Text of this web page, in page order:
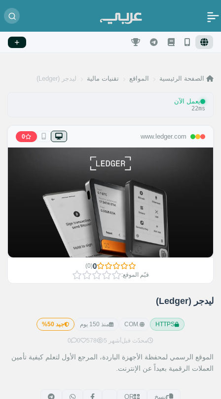
الصفحة الرئيسية المواقع تقنيات مالية ليدجر (Ledger)
يعمل الآن
22ms
www.ledger.com
0
0
(
0
)
قيّم الموقع:
ليدجر (Ledger)
HTTPS منذ 150 يوم جيد 50%
محدّث قبل 5 أشهر 578
0
0
الموقع الرسمي لمحفظة الأجهزة الباردة، المرجع الأول لتعلم كيفية تأمين
العملات الرقمية بعيداً عن الإنترنت.
نسخ QR